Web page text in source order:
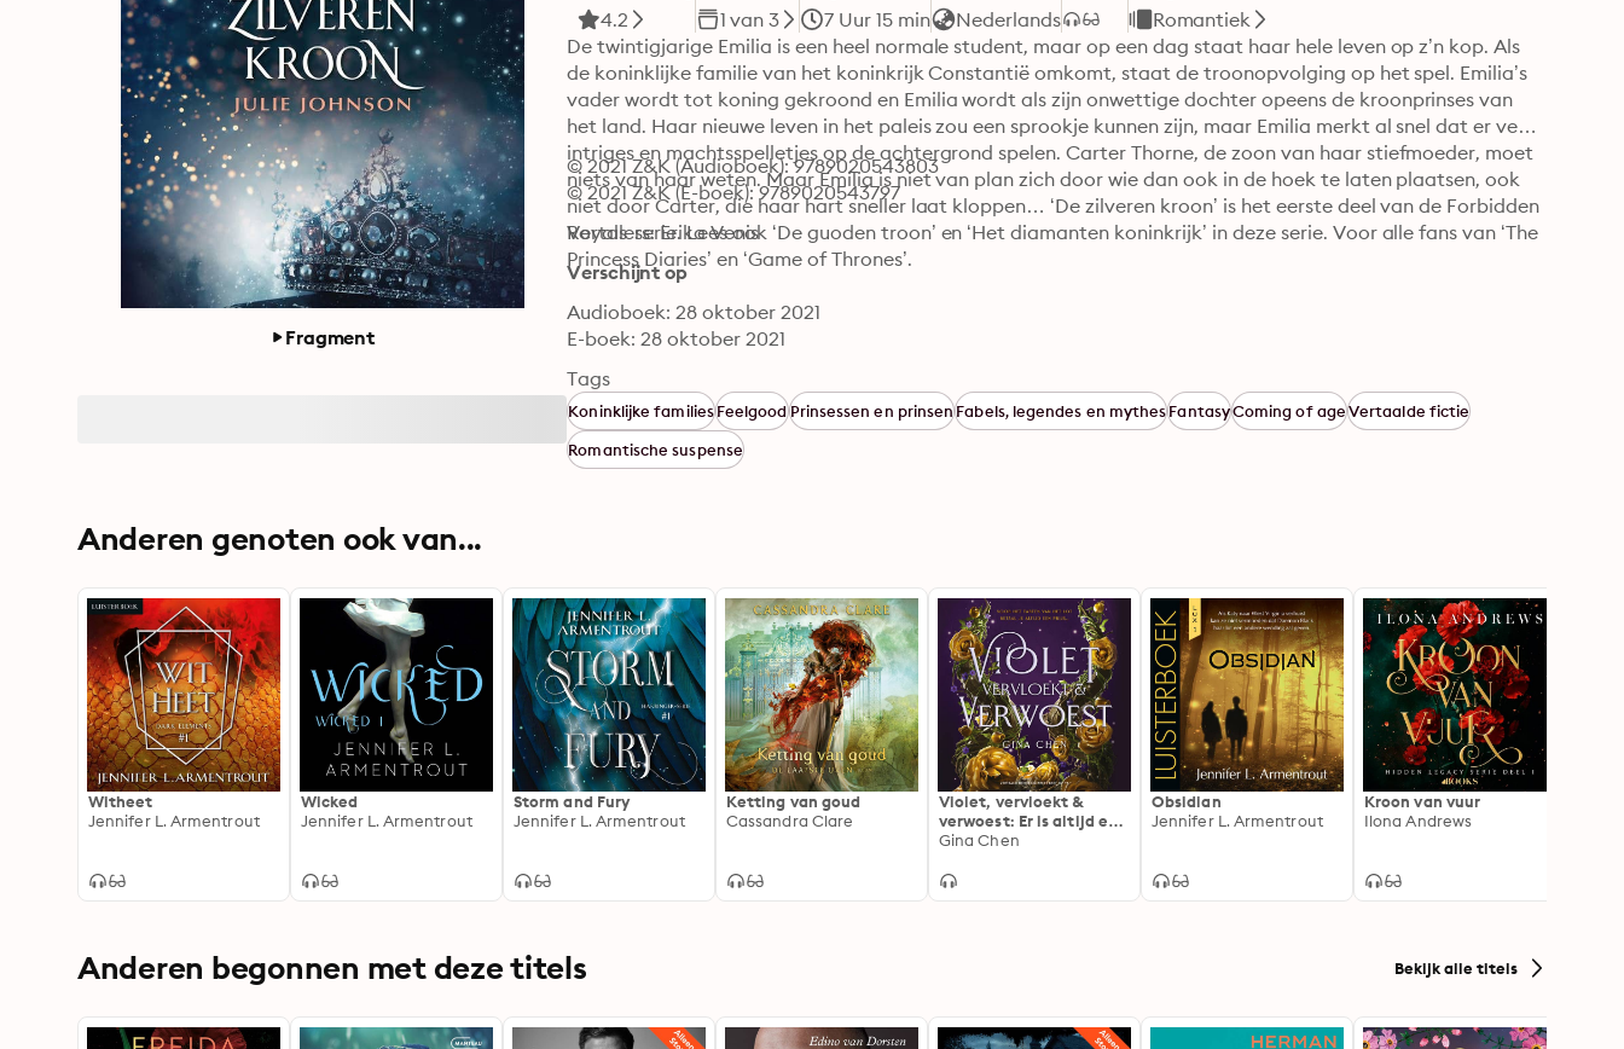
Fragment
4.2 1 van 3 7 Uur 15 min Nederlands
Romantiek
De twintigjarige Emilia is een heel normale student, maar op een dag staat haar hele leven op z’n kop. Als
de koninklijke familie van het koninkrijk Constantië omkomt, staat de troonopvolging op het spel. Emilia’s
vader wordt tot koning gekroond en Emilia wordt als zijn onwettige dochter opeens de kroonprinses van
het land. Haar nieuwe leven in het paleis zou een sprookje kunnen zijn, maar Emilia merkt al snel dat er veel
intriges en machtsspelletjes op de achtergrond spelen. Carter Thorne, de zoon van haar stiefmoeder, moet
niets van haar weten. Maar Emilia is niet van plan zich door wie dan ook in de hoek te laten plaatsen, ook
niet door Carter, die haar hart sneller laat kloppen… ‘De zilveren kroon’ is het eerste deel van de Forbidden
Royals-serie. Lees ook ‘De guoden troon’ en ‘Het diamanten koninkrijk’ in deze serie. Voor alle fans van ‘The
Princess Diaries’ en ‘Game of Thrones’.
© 2021 Z&K (Audioboek): 9789020543803
© 2021 Z&K (E-boek): 9789020543797
Vertalers: Erika Venis
Verschijnt op
Audioboek: 28 oktober 2021
E-boek: 28 oktober 2021
Tags
Koninklijke familiesFeelgoodPrinsessen en prinsenFabels, legendes en mythesFantasyComing of ageVertaalde fictie
Romantische suspense
Anderen genoten ook van...
Witheet
Jennifer L. Armentrout
Wicked
Jennifer L. Armentrout
Storm and Fury
Jennifer L. Armentrout
Ketting van goud
Cassandra Clare
Violet, vervloekt &
verwoest: Er is altijd een
prijs voor het tarten van
Gina Chen
Obsidian
Jennifer L. Armentrout
Kroon van vuur
Ilona Andrews
Anderen begonnen met deze titels Bekijk alle titels